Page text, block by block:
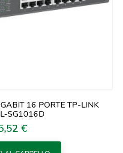
16 PORTE TP-LINK
SG1016D
€